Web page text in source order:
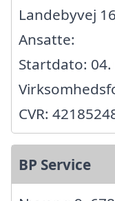
Landebyvej
Ansatte:
Startdato:
CVR:
BP Service